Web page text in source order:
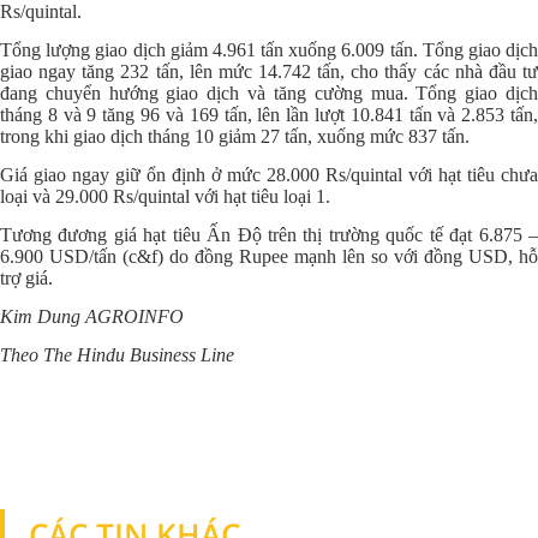
Rs/quintal.
Tổng lượng giao dịch giảm 4.961 tấn xuống 6.009 tấn. Tổng giao dịch
giao ngay tăng 232 tấn, lên mức 14.742 tấn, cho thấy các nhà đầu tư
đang chuyển hướng giao dịch và tăng cường mua. Tổng giao dịch
tháng 8 và 9 tăng 96 và 169 tấn, lên lần lượt 10.841 tấn và 2.853 tấn,
trong khi giao dịch tháng 10 giảm 27 tấn, xuống mức 837 tấn.
Giá giao ngay giữ ổn định ở mức 28.000 Rs/quintal với hạt tiêu chưa
loại và 29.000 Rs/quintal với hạt tiêu loại 1.
Tương đương giá hạt tiêu Ấn Độ trên thị trường quốc tế đạt 6.875 –
6.900 USD/tấn (c&f) do đồng Rupee mạnh lên so với đồng USD, hỗ
trợ giá.
Kim Dung AGROINFO
Theo The Hindu Business Line